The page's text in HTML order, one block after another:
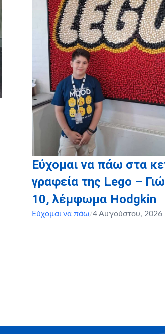
Εύχομαι να πάω στα
γραφεία της Lego –
10, λέμφωμα Hodgkin
Εύχομαι να πάω/4 Αυγούστου, 2026